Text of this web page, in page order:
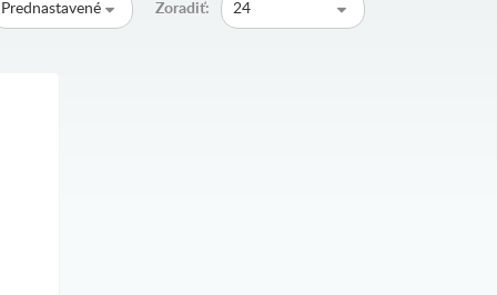
Prednastavené Zoradiť: 24